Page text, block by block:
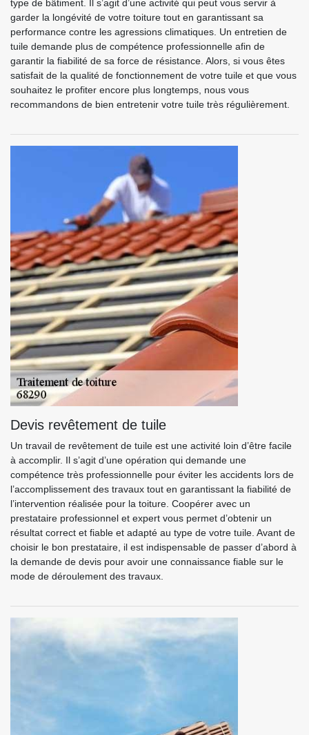
type de bâtiment. Il s’agit d’une activité qui peut vous servir à
garder la longévité de votre toiture tout en garantissant sa
performance contre les agressions climatiques. Un entretien de
tuile demande plus de compétence professionnelle afin de
garantir la fiabilité de sa force de résistance. Alors, si vous êtes
satisfait de la qualité de fonctionnement de votre tuile et que vous
souhaitez le profiter encore plus longtemps, nous vous
recommandons de bien entretenir votre tuile très régulièrement.
Devis revêtement de tuile
Un travail de revêtement de tuile est une activité loin d’être facile
à accomplir. Il s’agit d’une opération qui demande une
compétence très professionnelle pour éviter les accidents lors de
l’accomplissement des travaux tout en garantissant la fiabilité de
l’intervention réalisée pour la toiture. Coopérer avec un
prestataire professionnel et expert vous permet d’obtenir un
résultat correct et fiable et adapté au type de votre tuile. Avant de
choisir le bon prestataire, il est indispensable de passer d’abord à
la demande de devis pour avoir une connaissance fiable sur le
mode de déroulement des travaux.